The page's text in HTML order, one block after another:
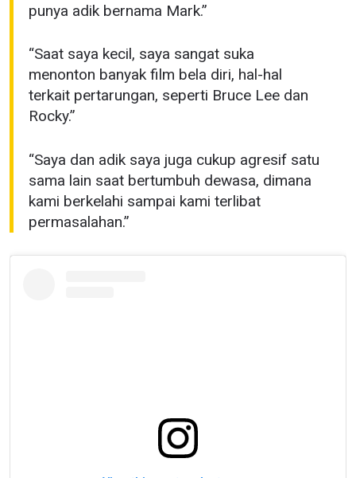
punya adik bernama Mark.”
“Saat saya kecil, saya sangat suka
menonton banyak film bela diri, hal-hal
terkait pertarungan, seperti Bruce Lee dan
Rocky.”
“Saya dan adik saya juga cukup agresif satu
sama lain saat bertumbuh dewasa, dimana
kami berkelahi sampai kami terlibat
permasalahan.”